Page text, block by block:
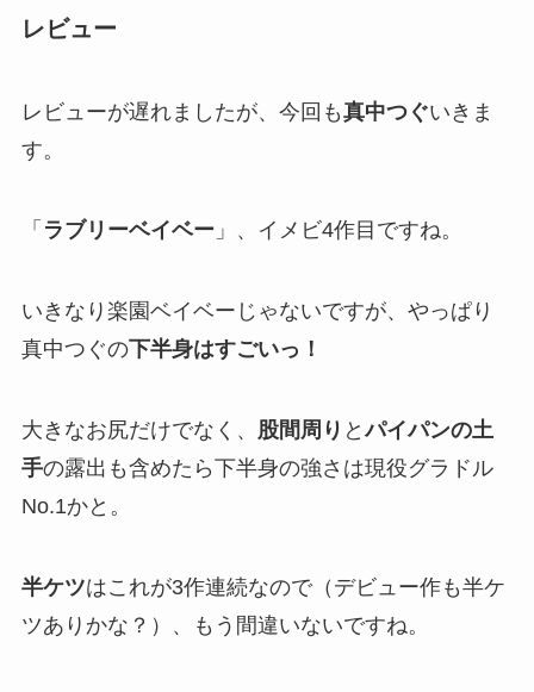
レビュー
レビューが遅れましたが、今回も真中つぐいきま
す。
「 ラブリーベイベー 」、イメビ4作目ですね。
いきなり楽園ベイベーじゃないですが、やっぱり
真中つぐの下半身はすごいっ！
大きなお尻だけでなく、 股間周り とパイパンの土
手の露出も含めたら下半身の強さは現役グラドル
No.1かと。
半ケツはこれが3作連続なので（デビュー作も半ケ
ツありかな？）、もう間違いないですね。